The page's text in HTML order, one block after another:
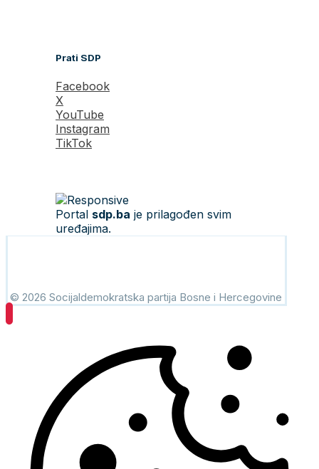
Prati SDP
Facebook
X
YouTube
Instagram
TikTok
Portal sdp.ba je prilagođen svim
uređajima.
© 2026 Socijaldemokratska partija Bosne i Hercegovine